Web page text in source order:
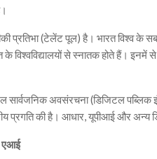
प्रतिभा (टेलेंट पूल) है। भारत विश्व के
के विश्वविद्यालयों से स्नातक होते हैं।
सार्वजनिक अवसंरचना (डिजिटल
प्रगति की है। आधार, यूपीआई और अन्य
एआई